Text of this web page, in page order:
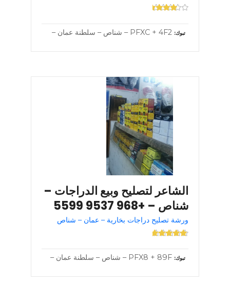
تبوك PFXC + 4F2 – شناص – سلطنة عمان –
الشاعر لتصليح وبيع الدراجات –
شناص – +968 9537 5599
ورشة تصليح دراجات بخارية – عمان – شناص
تبوك PFX8 + 89F – شناص – سلطنة عمان –